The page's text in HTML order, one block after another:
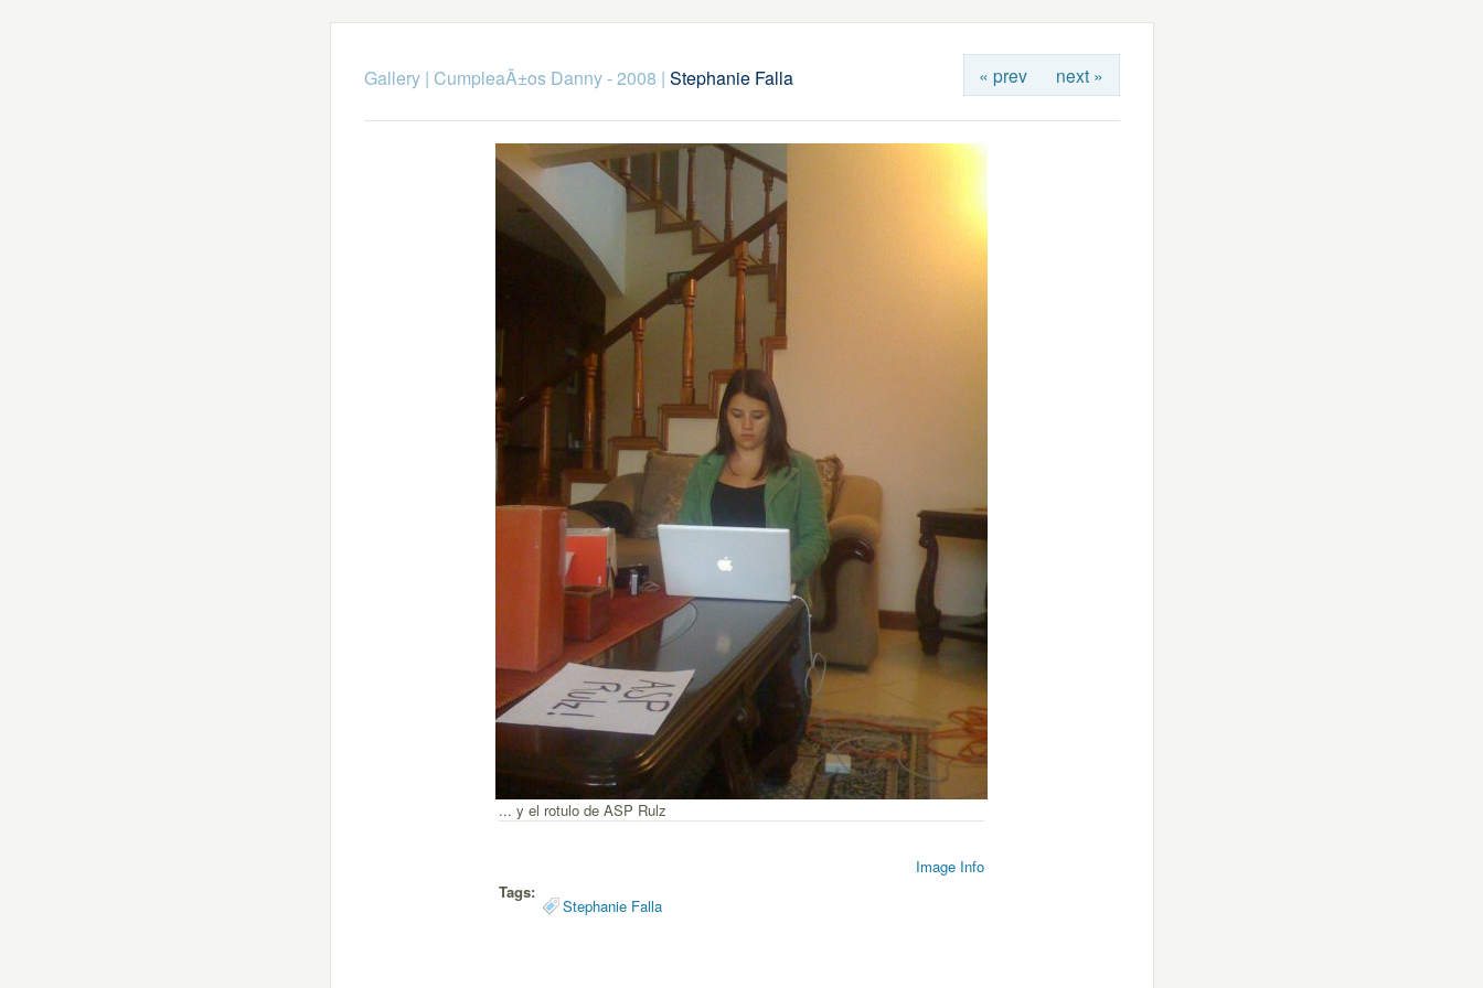
« prev next »
Gallery| CumpleaÃ±os Danny - 2008 | Stephanie Falla
... y el rotulo de ASP Rulz
Image Info
Tags:
Stephanie Falla